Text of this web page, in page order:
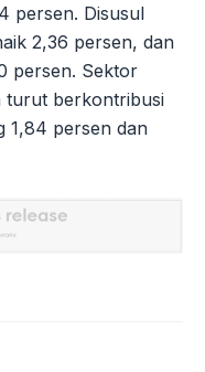
persen. Disusul
2,36 persen, dan
persen. Sektor
turut berkontribusi
1,84 persen dan